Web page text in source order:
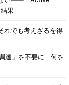
果
れでも考えざるを得
達」を不要に 何を